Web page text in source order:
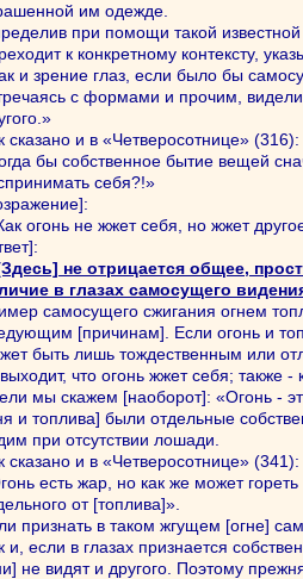
им одежде.
при помощи такой
к конкретному контексту,
и зрение глаз, если было бы
с формами и прочим,
сказано и в «Четверосотнице» (316):
бы собственное бытие вещей
себя?!»
огонь не жжет себя, но жжет
не отрицается общее,
в глазах самосущего
самосущего сжигания огнем
[причинам]. Если огонь и
быть лишь тождественным или
что огонь жжет себя; также
мы скажем [наоборот]: «Огонь -
и топлива] были отдельные
при отсутствии лошади.
сказано и в «Четверосотнице» (341):
есть жар, но как же может
от [топлива]».
признать в таком жгущем [огне]
и, если в глазах признается
не видят и другого. Поэтому